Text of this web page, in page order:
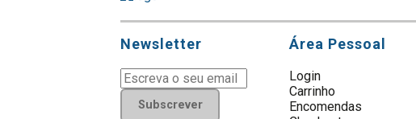
Newsletter
Subscrever
Área Pessoal
Login
Carrinho
Encomendas